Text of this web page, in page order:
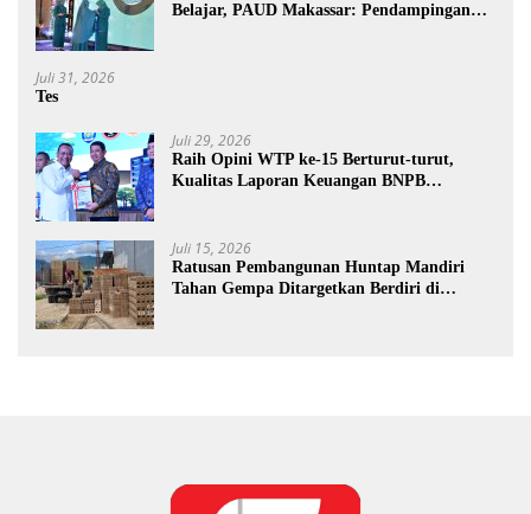
Belajar, PAUD Makassar: Pendampingan
Juli 31, 2026
Tes
Juli 29, 2026
Raih Opini WTP ke-15 Berturut-turut,
Kualitas Laporan Keuangan BNPB
Juli 15, 2026
Ratusan Pembangunan Huntap Mandiri
Tahan Gempa Ditargetkan Berdiri di